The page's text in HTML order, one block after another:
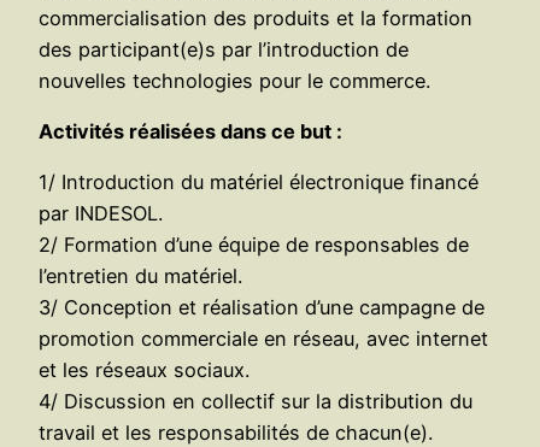
commercialisation des produits et la formation
des participant(e)s par l’introduction de
nouvelles technologies pour le commerce.
Activités réalisées dans ce but :
1/ Introduction du matériel électronique financé
par INDESOL.
2/ Formation d’une équipe de responsables de
l’entretien du matériel.
3/ Conception et réalisation d’une campagne de
promotion commerciale en réseau, avec internet
et les réseaux sociaux.
4/ Discussion en collectif sur la distribution du
travail et les responsabilités de chacun(e).